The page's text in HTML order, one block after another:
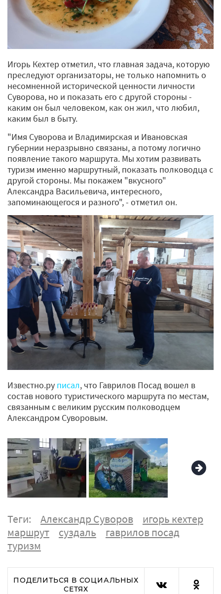
Игорь Кехтер отметил, что главная задача, которую
преследуют организаторы, не только напомнить о
несомненной исторической ценности личности
Суворова, но и показать его с другой стороны -
каким он был человеком, как он жил, что любил,
каким был в быту.
"Имя Суворова и Владимирская и Ивановская
губернии неразрывно связаны, а потому логично
появление такого маршрута. Мы хотим развивать
туризм именно маршрутный, показать полководца с
другой стороны. Мы покажем "вкусного"
Александра Васильевича, интересного,
запоминающегося и разного", - отметил он.
Известно.ру писал, что Гаврилов Посад вошел в
состав нового туристического маршрута по местам,
связанным с великим русским полководцем
Александром Суворовым.
Теги: Александр Суворов
игорь кехтер
маршрут
суздаль
гаврилов посад
туризм
ПОДЕЛИТЬСЯ В СОЦИАЛЬНЫХ
СЕТЯХ